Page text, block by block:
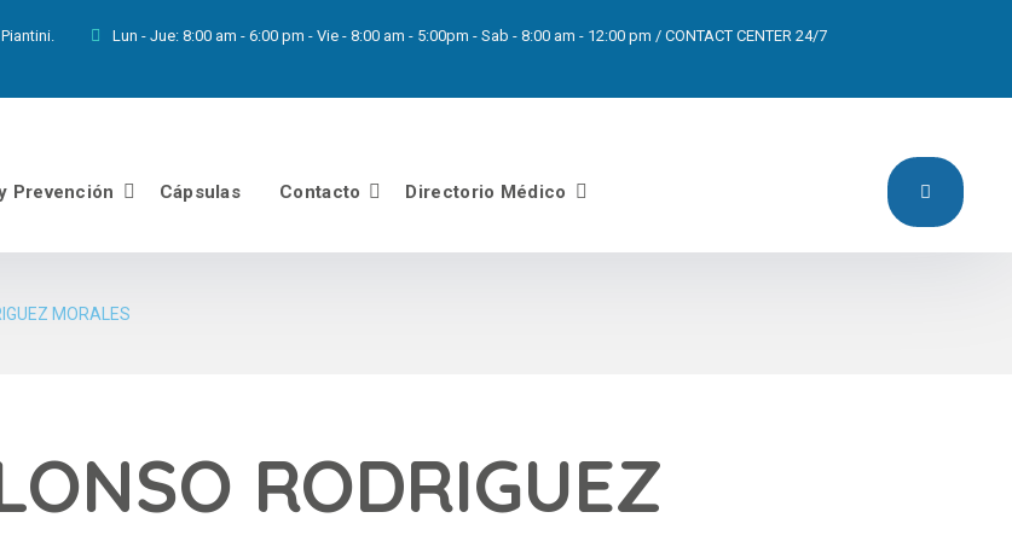
Lun - Jue: 8:00 am - 6:00 pm - Vie - 8:00 am - 5:00pm - Sab - 8:00 am - 12:00 pm / CONTACT CENTER 24/7
Prevención Cápsulas Contacto Directorio Médico
MORALES
RODRIGUEZ